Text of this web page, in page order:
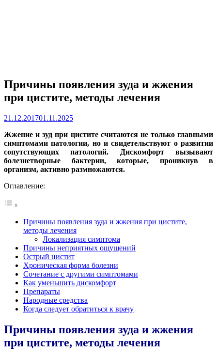
Причины появления зуда и жжения
при цистите, методы лечения
21.12.201701.11.2025
Жжение и зуд при цистите считаются не только главными
симптомами патологии, но и свидетельствуют о развитии
сопутствующих патологий. Дискомфорт вызывают
болезнетворные бактерии, которые, проникнув в
организм, активно размножаются.
Оглавление:
Причины появления зуда и жжения при цистите,
методы лечения
Локализация симптома
Причины неприятных ощущений
Острый цистит
Хроническая форма болезни
Сочетание с другими симптомами
Как уменьшить дискомфорт
Препараты
Народные средства
Когда следует обратиться к врачу
Причины появления зуда и жжения
при цистите, методы лечения